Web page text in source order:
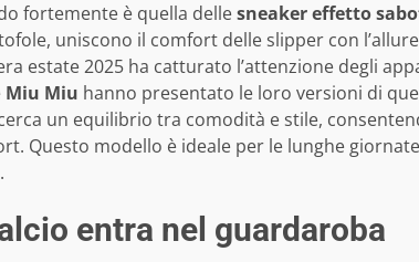
fortemente è quella dellesneaker effetto
uniscono il comfort delle slipper con
estate 2025 ha catturato l’attenzione degli
Miu Miu hanno presentato le loro versioni di
un equilibrio tra comodità e stile,
Questo modello è ideale per le lunghe
entra nel guardaroba